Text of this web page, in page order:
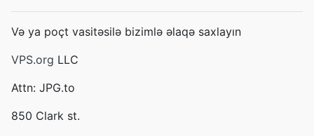
Və ya poçt vasitəsilə bizimlə əlaqə saxlayın
VPS.org LLC
Attn: JPG.to
850 Clark st.